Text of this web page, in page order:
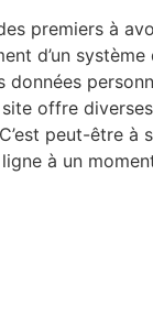
premiers à
d’un
données
offre
peut-être à
à un